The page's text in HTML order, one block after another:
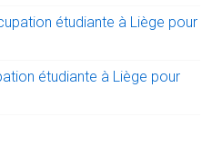
étudiante à Liège pour
étudiante à Liège pour